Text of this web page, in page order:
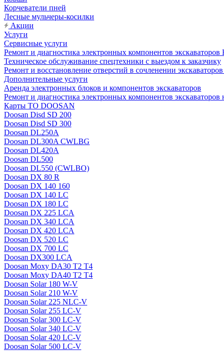
Корчеватели пней
Лесные мульчеры-косилки
Акции
Услуги
Сервисные услуги
Ремонт и диагностика электронных компонентов
Техническое обслуживание спецтехники с выездом к заказчику
Ремонт и восстановление отверстий в сочленении
Дополнительные услуги
Аренда электронных блоков и компонентов экскаваторов
Ремонт и диагностика электронных компонентов
Карты ТО DOOSAN
Doosan Disd SD 200
Doosan Disd SD 300
Doosan DL250A
Doosan DL300A CWLBG
Doosan DL420A
Doosan DL500
Doosan DL550 (CWLBO)
Doosan DX 80 R
Doosan DX 140 160
Doosan DX 140 LC
Doosan DX 180 LC
Doosan DX 225 LCA
Doosan DX 340 LCA
Doosan DX 420 LCA
Doosan DX 520 LC
Doosan DX 700 LC
Doosan DX300 LCA
Doosan Moxy DA30 T2 T4
Doosan Moxy DA40 T2 T4
Doosan Solar 180 W-V
Doosan Solar 210 W-V
Doosan Solar 225 NLC-V
Doosan Solar 255 LC-V
Doosan Solar 300 LC-V
Doosan Solar 340 LC-V
Doosan Solar 420 LC-V
Doosan Solar 500 LC-V